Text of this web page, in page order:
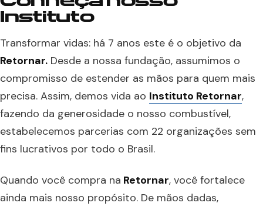
Instituto
Transformar vidas: há 7 anos este é o objetivo da
Retornar. Desde a nossa fundação, assumimos o
compromisso de estender as mãos para quem mais
precisa. Assim, demos vida ao Instituto Retornar,
fazendo da generosidade o nosso combustível,
estabelecemos parcerias com 22 organizações sem
fins lucrativos por todo o Brasil.
Quando você compra na Retornar, você fortalece
ainda mais nosso propósito. De mãos dadas,